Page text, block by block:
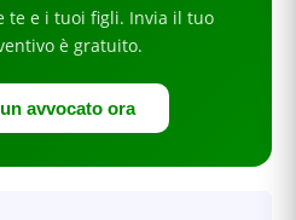
te e i tuoi figli. Invia il tuo
è gratuito.
avvocato ora